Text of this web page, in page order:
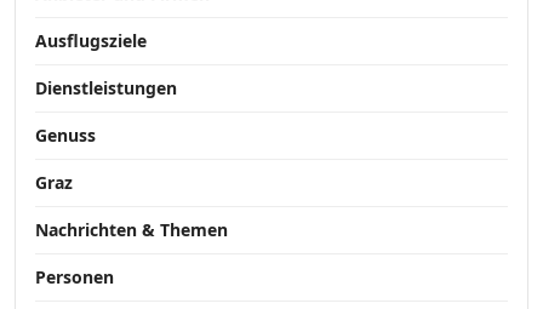
Ausflugsziele
Dienstleistungen
Genuss
Graz
Nachrichten & Themen
Personen